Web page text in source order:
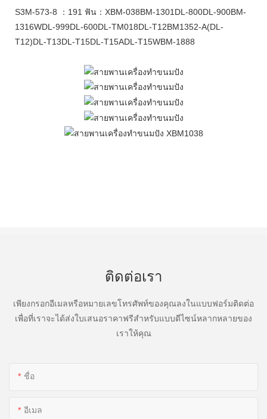
S3M-573-8 ：191 ฟัน：XBM-038BM-1301DL-800DL-900BM-
1316WDL-999DL-600DL-TM018DL-T12BM1352-A(DL-
T12)DL-T13DL-T15DL-T15ADL-T15WBM-1888
ติดต่อเรา
เพียงกรอกอีเมลหรือหมายเลขโทรศัพท์ของคุณลงในแบบฟอร์มติดต่อ
เพื่อที่เราจะได้ส่งใบเสนอราคาฟรีสำหรับแบบดีไซน์หลากหลายของ
เราให้คุณ
ชื่อ
อีเมล